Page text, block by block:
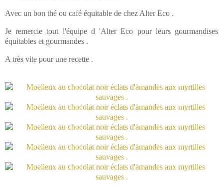
Avec un bon thé ou café équitable de chez Alter Eco .
Je remercie tout l'équipe d 'Alter Eco pour leurs gourmandises
équitables et gourmandes .
A très vite pour une recette .